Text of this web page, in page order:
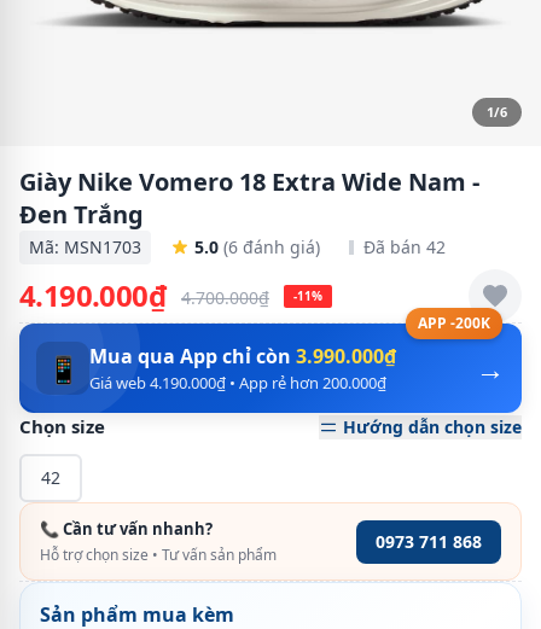
1/6
Giày Nike Vomero 18 Extra Wide Nam -
Đen Trắng
Mã: MSN1703 5.0 (6 đánh giá) Đã bán 42
4.190.000₫ 4.700.000₫ -11%
APP -200K
→
📱 Mua qua App chỉ còn 3.990.000₫
Giá web 4.190.000₫ • App rẻ hơn 200.000₫
Chọn size Hướng dẫn chọn size
42
📞 Cần tư vấn nhanh?
Hỗ trợ chọn size • Tư vấn sản phẩm
0973 711 868
Sản phẩm mua kèm